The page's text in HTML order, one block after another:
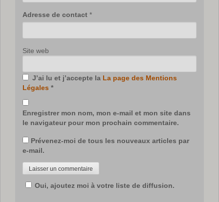
Adresse de contact *
Site web
J’ai lu et j’accepte la La page des Mentions
Légales *
Enregistrer mon nom, mon e-mail et mon site dans
le navigateur pour mon prochain commentaire.
Prévenez-moi de tous les nouveaux articles par
e-mail.
Oui, ajoutez moi à votre liste de diffusion.